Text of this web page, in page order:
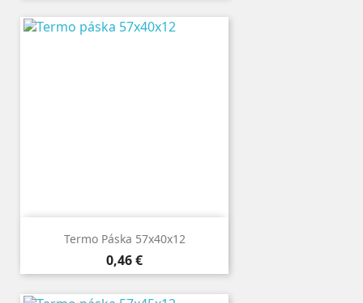
Termo Páska 57x40x12
Cena
0,46 €